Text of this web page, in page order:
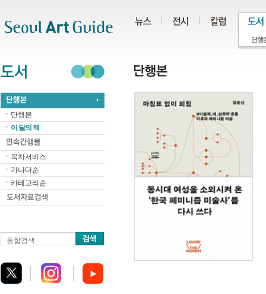
단행본
이 달의 책
목차서비스
가나다순
카테고리순
통합검색